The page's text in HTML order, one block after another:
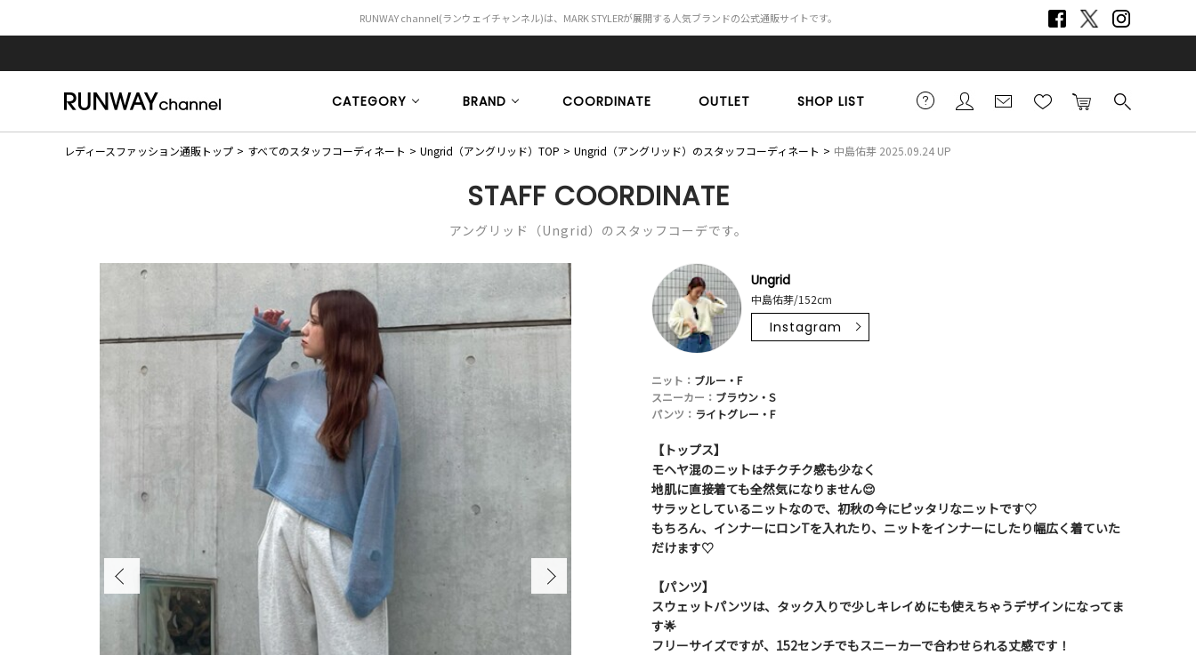
RUNWAY channel(ランウェイチャンネル)は、MARK STYLERが展開する人気ブランドの公式通販サイトです。
CATEGORY BRAND COORDINATE OUTLET SHOP LIST
レディースファッション通販トップ すべてのスタッフコーディネート Ungrid（アングリッド）TOP Ungrid（アングリッド）のスタッフコーディネート 中島佑芽 2025.09.24 UP
STAFF COORDINATE
アングリッド（Ungrid）のスタッフコーデです。
Ungrid
中島佑芽/152cm
Instagram
ニット： ブルー・F
スニーカー： ブラウン・S
パンツ： ライトグレー・F
【トップス】
モヘヤ混のニットはチクチク感も少なく
地肌に直接着ても全然気になりません😌
サラッとしているニットなので、初秋の今にピッタリなニットです♡
もちろん、インナーにロンTを入れたり、ニットをインナーにしたり幅広く着ていた
だけます♡
【パンツ】
スウェットパンツは、タック入りで少しキレイめにも使えちゃうデザインになってま
す🌟
フリーサイズですが、152センチでもスニーカーで合わせられる丈感です！